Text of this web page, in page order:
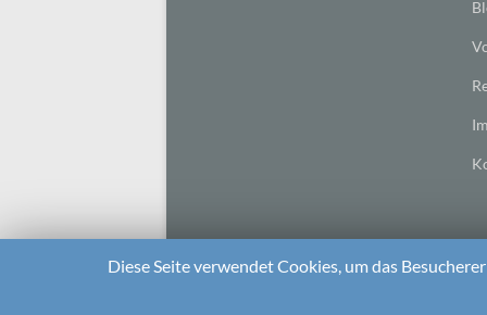
Diese Seite verwendet Cookies, um das